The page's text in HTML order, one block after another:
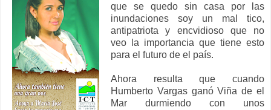
que se quedo sin casa por las
inundaciones soy un mal tico,
antipatriota y encvidioso que no
veo la importancia que tiene esto
para el futuro de el país.
Ahora resulta que cuando
Humberto Vargas ganó Viña de el
Mar durmiendo con unos